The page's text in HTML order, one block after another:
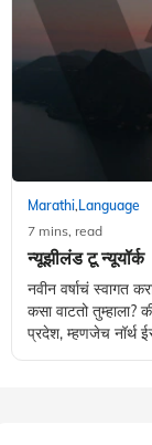
Marathi, Language
7 mins, read
न्यूझीलंड टू न्यूयॉर्क
नवीन वर्षाचं स्वागत
कसा वाटतो तुम्हाला?
प्रदेश, म्हणजेच नॉर्थ